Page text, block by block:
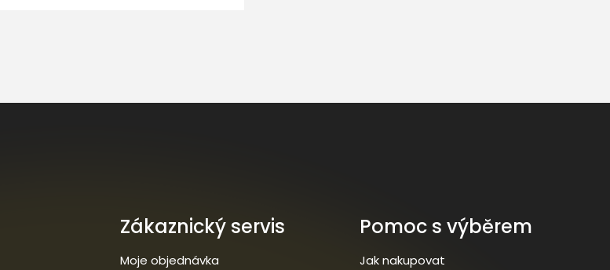
Zákaznický servis
Moje objednávka
Pomoc s výběrem
Jak nakupovat